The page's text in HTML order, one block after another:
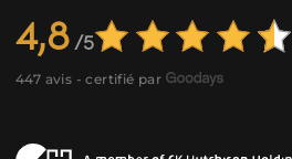
4,8
447 avis - certifié par